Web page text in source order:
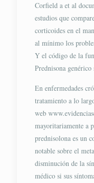
Corfield a et al
estudios que
corticoides en el
al mínimo los
Y el código de la
Prednisona genérico
En enfermedades
tratamiento a lo
web
mayoritariamente a
prednisolona es un
notable sobre el
disminución de la
médico si sus